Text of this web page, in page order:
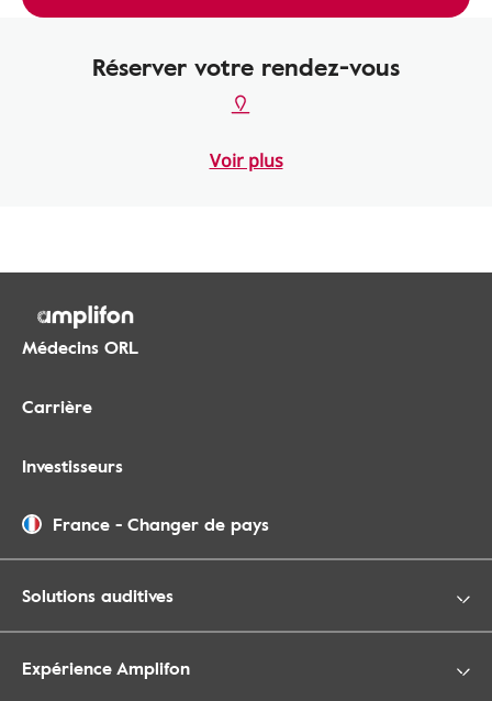
Réserver votre rendez-vous
Voir plus
Médecins ORL
Carrière
Investisseurs
France - Changer de pays
Solutions auditives
Expérience Amplifon